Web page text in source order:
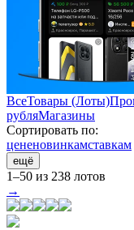
ВсеТовары (Лоты)
рубляМагазины
Сортировать по:
цененовинкамставкам
ещё
1–50 из 238 лотов
→